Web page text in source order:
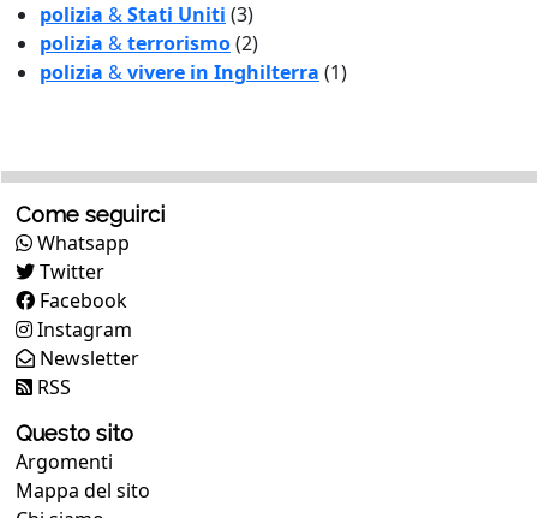
polizia &Stati Uniti (3)
polizia &terrorismo(2)
polizia &vivere in Inghilterra (1)
Come seguirci
Whatsapp
Twitter
Facebook
Instagram
Newsletter
RSS
Questo sito
Argomenti
Mappa del sito